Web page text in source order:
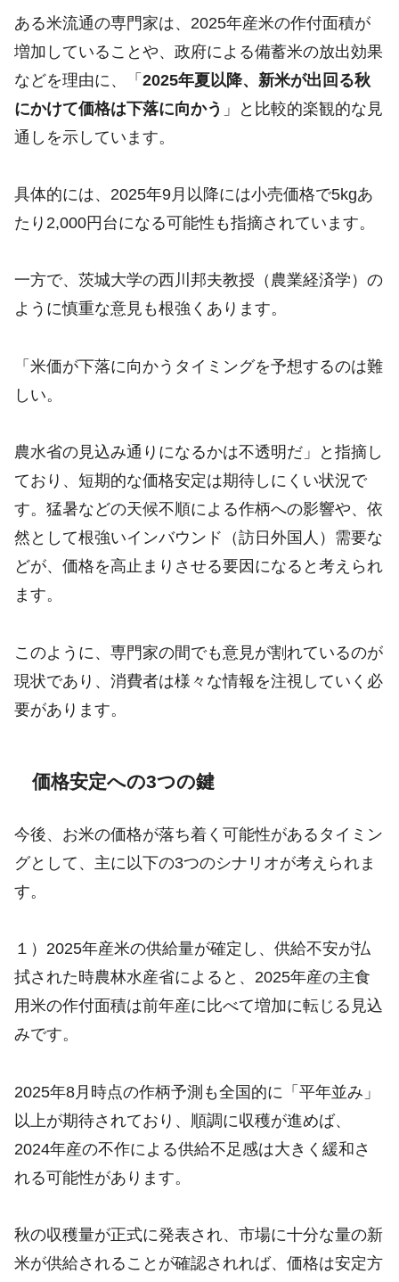
ある米流通の専門家は、2025年産米の作付面積が
増加していることや、政府による備蓄米の放出効果
などを理由に、「 2025年夏以降、新米が出回る秋
にかけて価格は下落に向かう 」と比較的楽観的な見
通しを示しています。
具体的には、2025年9月以降には小売価格で5kgあ
たり2,000円台になる可能性も指摘されています。
一方で、茨城大学の西川邦夫教授（農業経済学）の
ように慎重な意見も根強くあります。
「米価が下落に向かうタイミングを予想するのは難
しい。
農水省の見込み通りになるかは不透明だ」と指摘し
ており、短期的な価格安定は期待しにくい状況で
す。猛暑などの天候不順による作柄への影響や、依
然として根強いインバウンド（訪日外国人）需要な
どが、価格を高止まりさせる要因になると考えられ
ます。
このように、専門家の間でも意見が割れているのが
現状であり、消費者は様々な情報を注視していく必
要があります。
価格安定への3つの鍵
今後、お米の価格が落ち着く可能性があるタイミン
グとして、主に以下の3つのシナリオが考えられま
す。
１）2025年産米の供給量が確定し、供給不安が払
拭された時農林水産省によると、2025年産の主食
用米の作付面積は前年産に比べて増加に転じる見込
みです。
2025年8月時点の作柄予測も全国的に「平年並み」
以上が期待されており、順調に収穫が進めば、
2024年産の不作による供給不足感は大きく緩和さ
れる可能性があります。
秋の収穫量が正式に発表され、市場に十分な量の新
米が供給されることが確認されれば、価格は安定方